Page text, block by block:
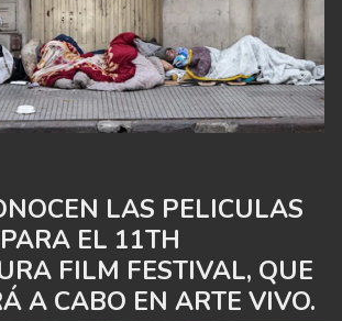
LAS PELICULAS
EL 11TH
FILM FESTIVAL, QUE
A CABO EN ARTE VIVO.